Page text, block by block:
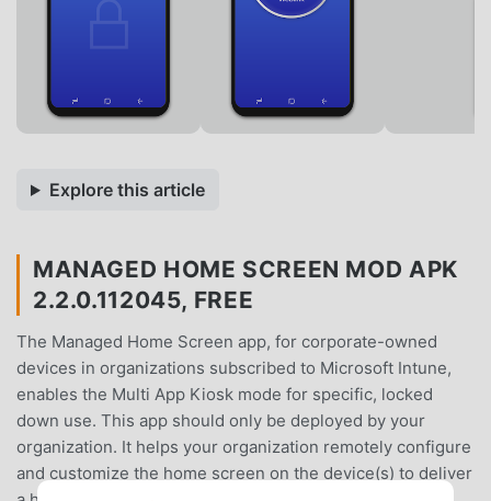
Explore this article
MANAGED HOME SCREEN MOD APK
2.2.0.112045, FREE
The Managed Home Screen app, for corporate-owned
devices in organizations subscribed to Microsoft Intune,
enables the Multi App Kiosk mode for specific, locked
down use. This app should only be deployed by your
organization. It helps your organization remotely configure
and customize the home screen on the device(s) to deliver